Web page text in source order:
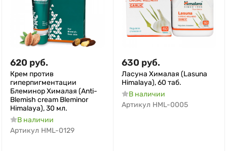
620 руб.
Крем против
гиперпигментации
Блеминор Хималая (Anti-
Blemish cream Bleminor
Himalaya), 30 мл.
В наличии
Артикул HML-0129
630 руб.
Ласуна Хималая (Lasuna
Himalaya), 60 таб.
В наличии
Артикул HML-0005